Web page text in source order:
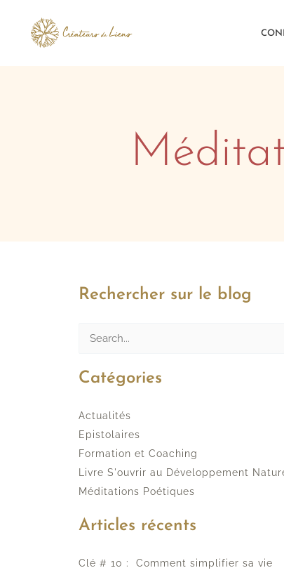
contenu
Rechercher sur le blog
Rechercher :
Catégories
Actualités
Epistolaires
Formation et Coaching
Livre S'ouvrir au Développement
Méditations Poétiques
Articles récents
Clé # 10 : Comment simplifier sa vie